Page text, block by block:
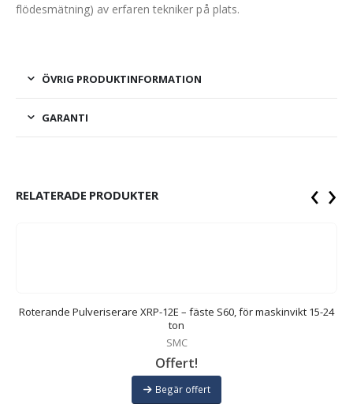
flödesmätning) av erfaren tekniker på plats.
ÖVRIG PRODUKTINFORMATION
GARANTI
RELATERADE PRODUKTER
Roterande Pulveriserare XRP-12E – fäste S60, för maskinvikt 15-24
ton
SMC
Offert!
Begär offert
‹ ›